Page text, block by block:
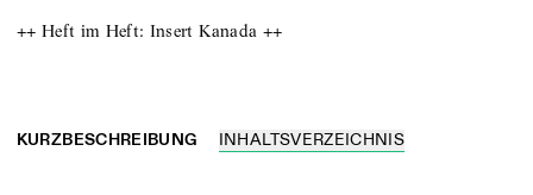
++ Heft im Heft: Insert Kanada ++
KURZBESCHREIBUNG INHALTSVERZEICHNIS